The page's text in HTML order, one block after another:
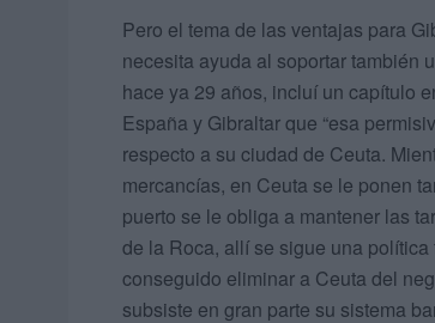
Pero el tema de las ventajas para
necesita ayuda al soportar también
hace ya 29 años, incluí un capítulo
España y Gibraltar que “esa
respecto a su ciudad de Ceuta.
mercancías, en Ceuta se le ponen
puerto se le obliga a mantener las
de la Roca, allí se sigue una
conseguido eliminar a Ceuta del
subsiste en gran parte su sistema